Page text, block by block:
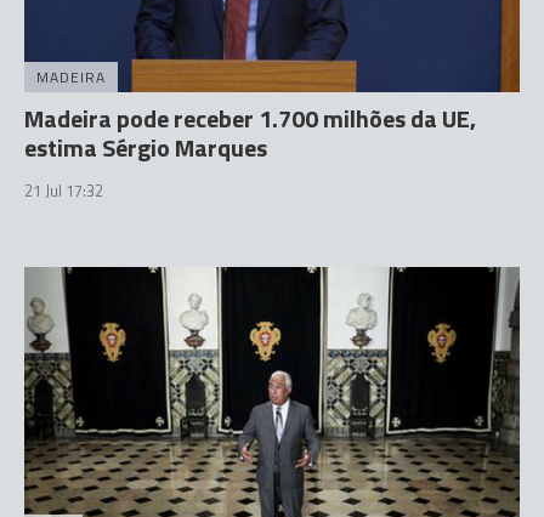
MADEIRA
Madeira pode receber 1.700 milhões da UE,
estima Sérgio Marques
21 Jul 17:32